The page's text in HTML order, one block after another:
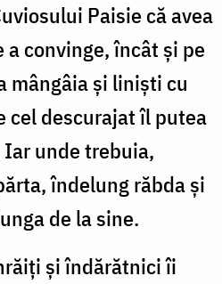
Paisie că avea
a convinge, încât şi pe
mângâia şi linişti cu
cel descurajat îl putea
unde trebuia,
îndelung răbda şi
de la sine.
şi îndărătnici îi